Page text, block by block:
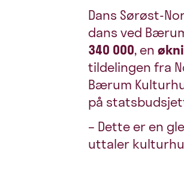
Dans Sørøst-
dans ved
340 000, en
tildelingen fra
Bærum
på
– Dette er en
uttaler